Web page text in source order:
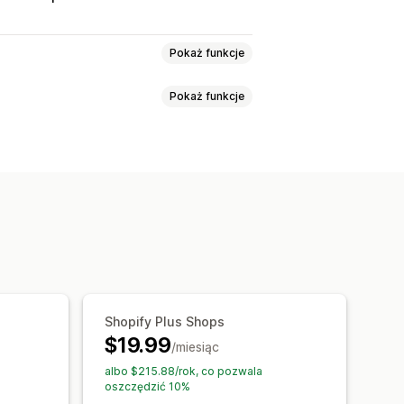
Pokaż funkcje
Pokaż funkcje
Shopify Plus Shops
$19.99/miesiąc
albo $215.88/rok, co pozwala
oszczędzić 10%